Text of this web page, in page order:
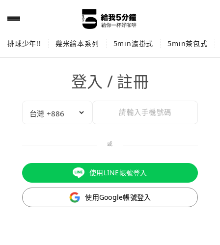
排球少年!! 幾米繪本系列 5min濾掛式 5min茶包式
登入 / 註冊
或
使用LINE帳號登入
使用Google帳號登入